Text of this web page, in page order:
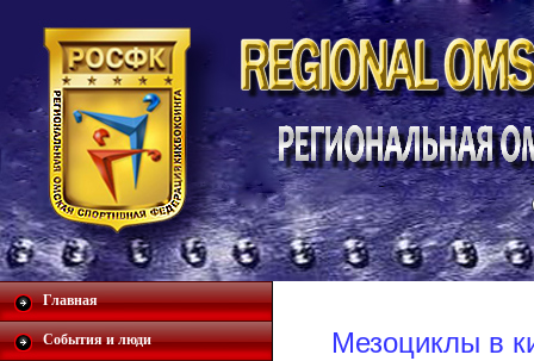
Главная
События и люди Мезоциклы в